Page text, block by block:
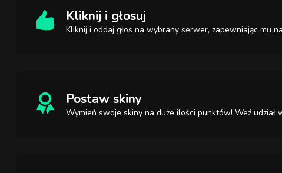
Kliknij i głosuj
Kliknij i oddaj głos na wybrany serwer, zapewniając mu
Postaw skiny
Wymień swoje skiny na duże ilości punktów! Weź